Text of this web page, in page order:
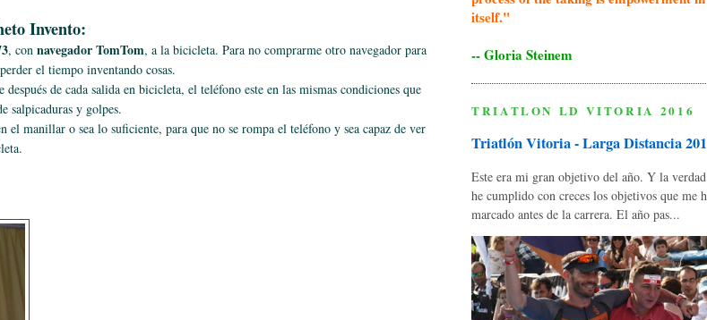
Invento:
, con navegador TomTom, a la bicicleta. Para no comprarme otro navegador para
el tiempo inventando cosas.
de cada salida en bicicleta, el teléfono este en las mismas condiciones que
salpicaduras y golpes.
el manillar o sea lo suficiente, para que no se rompa el teléfono y sea capaz de ver
itself."
-- Gloria Steinem
TRIATLON LD VITORIA 2016
Triatlón Vitoria - Larga Distancia
Este era mi gran objetivo del año. Y la
he cumplido con creces los objetivos que me
marcado antes de la carrera. El año pas...